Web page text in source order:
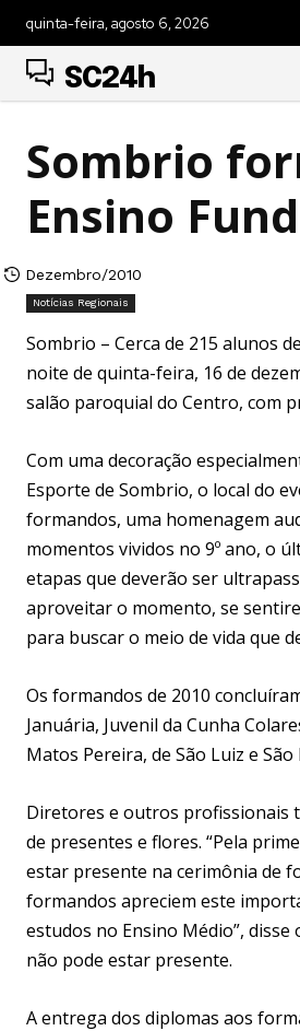
quinta-feira, agosto 6, 2026
SC24h
Sombrio
Ensino
Dezembro/2010
Notícias Regionais
Sombrio – Cerca de 215 alunos
noite de quinta-feira, 16 de
salão paroquial do Centro, com
Com uma decoração
Esporte de Sombrio, o local do
formandos, uma homenagem
momentos vividos no 9º ano, o
etapas que deverão ser
aproveitar o momento, se
para buscar o meio de vida que
Os formandos de 2010
Januária, Juvenil da Cunha
Matos Pereira, de São Luiz e
Diretores e outros profissionais
de presentes e flores. “Pela
estar presente na cerimônia de
formandos apreciem este
estudos no Ensino Médio”,
não pode estar presente.
A entrega dos diplomas aos